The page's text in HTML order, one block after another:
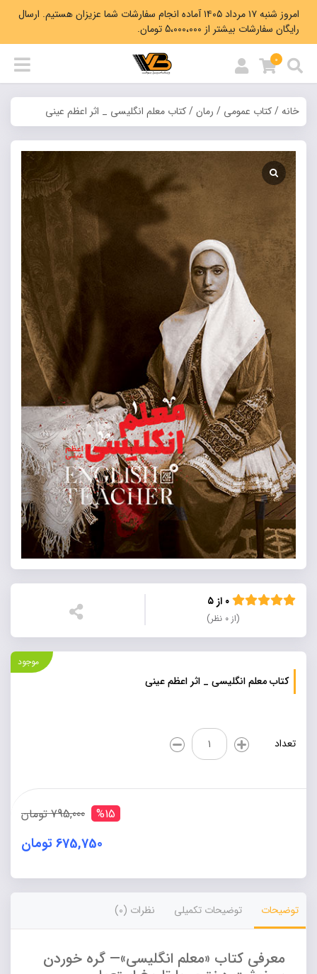
امروز شنبه ۱۷ مرداد ۱۴۰۵ آماده انجام سفارشات شما عزیزان هستیم. ارسال
رایگان سفارشات بیشتر از 5،000،000 تومان.
0
خانه/کتاب عمومی / رمان/ کتاب معلم انگلیسی _ اثر اعظم عینی
(از ۰ نظر)
کتاب معلم انگلیسی _ اثر اعظم عینی
موجود
تعداد
کتاب
معلم
انگلیسی
اثر
%15 795,000 تومان
675,750 تومان
Alternative:
توضیحات توضیحات تکمیلی نظرات (0)
معرفی کتاب «معلم انگلیسی»— گره خوردن